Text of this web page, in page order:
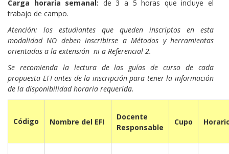
Carga horaria semanal: de 3 a 5 horas que incluye el
trabajo de campo.
Atención: los estudiantes que queden inscriptos en esta
modalidad NO deben inscribirse a Métodos y herramientas
orientadas a la extensión ni a Referencial 2.
Se recomienda la lectura de las guías de curso de cada
propuesta EFI antes de la inscripción para tener la información
de la disponibilidad horaria requerida.
Código Nombre del EFI
Docente
Responsable
Cupo